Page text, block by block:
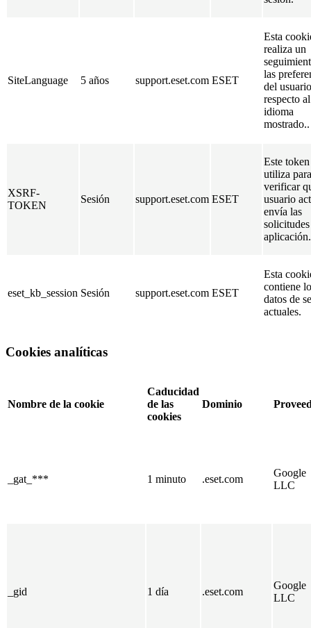
SiteLanguage 5 años support.eset.com ESET
Esta
realiza un
las
del usuario
respecto al
idioma
mostrado..
XSRF-
TOKEN
Sesión support.eset.com ESET
Este token
utiliza para
verificar
usuario
envía las
aplicación.
eset_kb_session Sesión support.eset.com ESET
Esta
contiene
datos de
actuales.
Cookies analíticas
Nombre de la cookie
Caducidad
de las
cookies
Dominio
_gat_*** 1 minuto .eset.com
Google
LLC
_gid 1 día .eset.com
Google
LLC